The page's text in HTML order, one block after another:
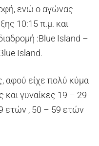
ενώ ο αγώνας
10:15 π.μ. και
:Blue Island –
Island.
αφού είχε πολύ κύμα
και γυναίκες 19 – 29
ετών , 50 – 59 ετών